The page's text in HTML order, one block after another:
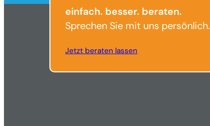
einfach. besser. beraten.
Sprechen Sie mit uns persönlich.
Jetzt beraten lassen